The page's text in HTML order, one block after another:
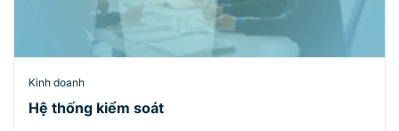
Kinh doanh
Hệ thống kiểm soát